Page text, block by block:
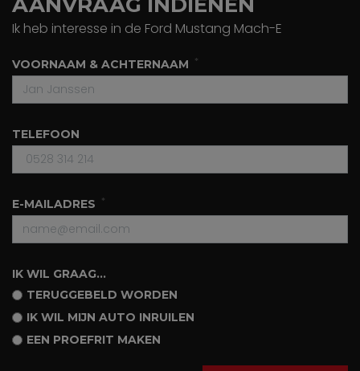
Ik heb interesse in de Ford Mustang Mach-E
VOORNAAM & ACHTERNAAM
TELEFOON
E-MAILADRES
IK WIL GRAAG...
TERUGGEBELD WORDEN
IK WIL MIJN AUTO INRUILEN
EEN PROEFRIT MAKEN